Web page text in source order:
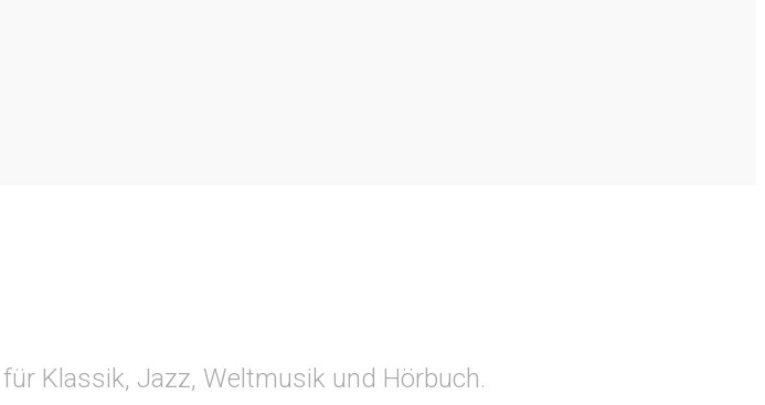
Klassik, Jazz, Weltmusik und Hörbuch.